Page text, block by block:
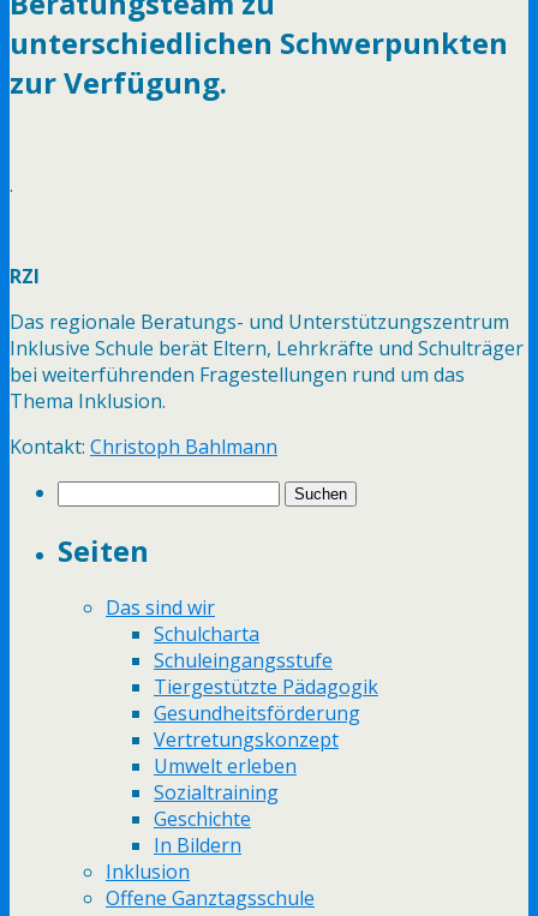
unterschiedlichen Schwerpunkten
zur Verfügung.
.
RZI
Das regionale Beratungs- und Unterstützungszentrum
Inklusive Schule berät Eltern, Lehrkräfte und Schulträger
bei weiterführenden Fragestellungen rund um das
Thema Inklusion.
Kontakt: Christoph Bahlmann
Suchen
Seiten
Das sind wir
Schulcharta
Schuleingangsstufe
Tiergestützte Pädagogik
Gesundheitsförderung
Vertretungskonzept
Umwelt erleben
Sozialtraining
Geschichte
In Bildern
Inklusion
Offene Ganztagsschule